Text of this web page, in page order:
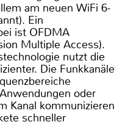
am neuen WiFi 6-
Ein
ist OFDMA
Multiple Access).
nutzt die
Die Funkkanäle
oder
Kanal kommunizieren
schneller